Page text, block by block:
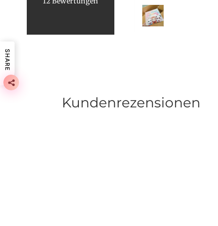
Kundenrezensionen
SHARE